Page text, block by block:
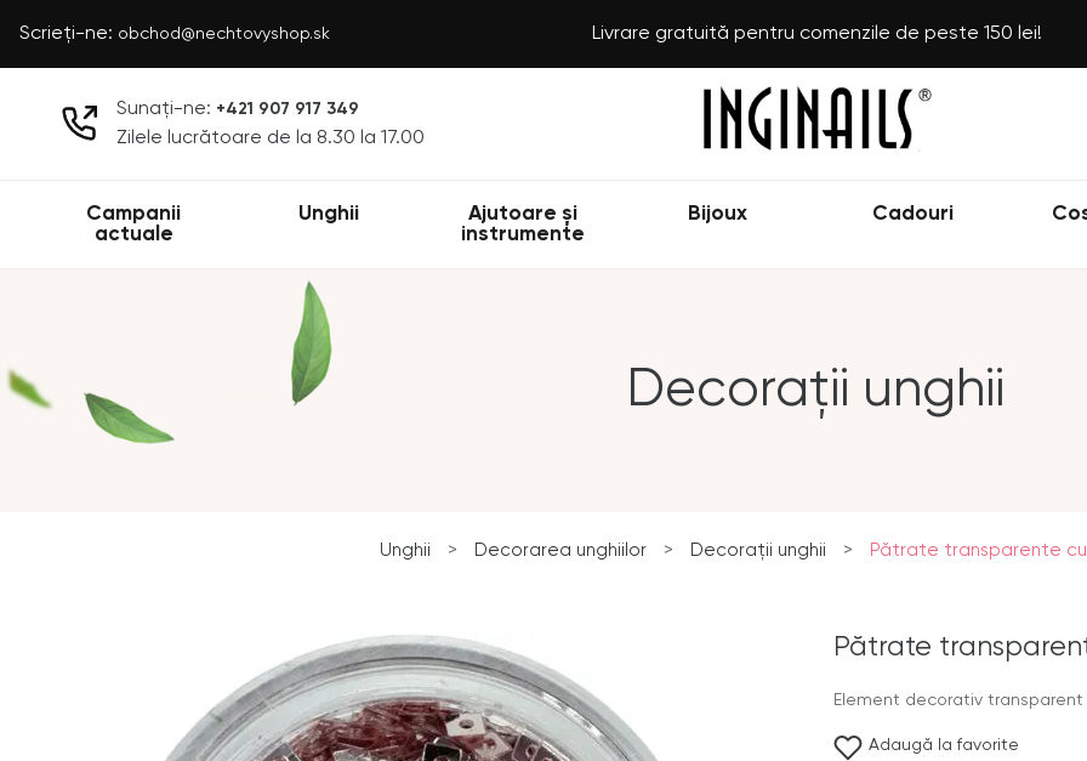
Scrieți-ne: obchod@nechtovyshop.sk Livrare gratuită pentru comenzile de peste 150 lei!
Sunați-ne: +421 907 917 349
Zilele lucrătoare de la 8.30 la 17.00
Campanii
actuale
Unghii
Ajutoare și
instrumente
Bijoux Cadouri
Decorații unghii
Unghii > Decorarea unghiilor > Decorații unghii > Pătrate transparente
Pătrate
Element decorativ
Adaugă la favorite